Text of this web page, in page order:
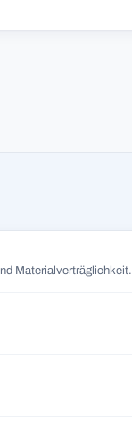
Materialverträglichkeit.